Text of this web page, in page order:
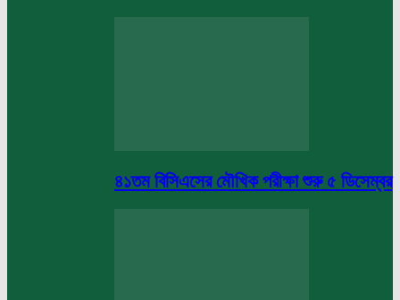
৪১তম বিসিএসের মৌখিক পরীক্ষা শুরু ৫ ডিসেম্বর